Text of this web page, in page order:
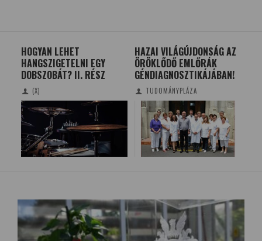
HOGYAN LEHET
HANGSZIGETELNI EGY
DOBSZOBÁT? II. RÉSZ
(X)
HAZAI VILÁGÚJDONSÁG AZ
ÖRÖKLŐDŐ EMLŐRÁK
GÉNDIAGNOSZTIKÁJÁBAN!
TUDOMÁNYPLÁZA